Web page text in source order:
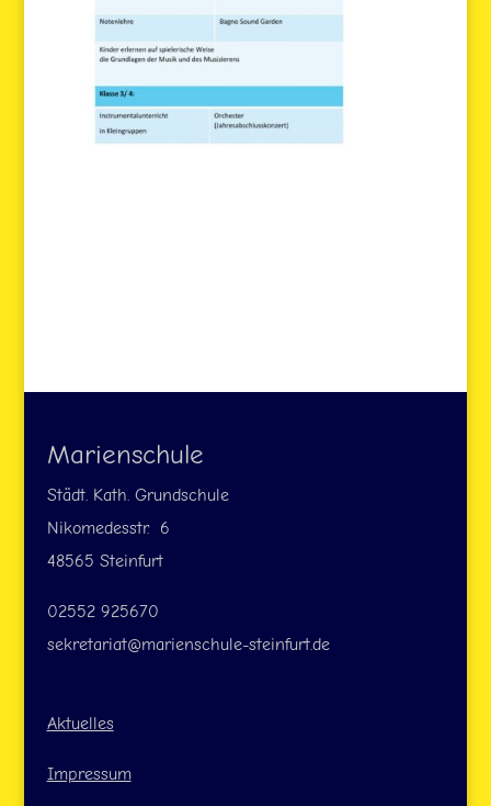
Marienschule
Städt. Kath. Grundschule
Nikomedesstr. 6
48565 Steinfurt
02552 925670
sekretariat@marienschule-steinfurt.de
Aktuelles
Impressum